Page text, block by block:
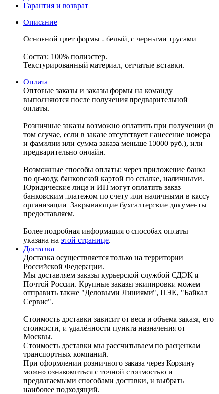
Гарантия и возврат
Описание
Основной цвет формы - белый, с черными трусами.
Состав: 100% полиэстер.
Текстурированный материал, сетчатые вставки.
Оплата
Оптовые заказы и заказы формы на команду
выполняются после получения предварительной
оплаты.
Розничные заказы возможно оплатить при получении (в
том случае, если в заказе отсутствует нанесение номера
и фамилии или сумма заказа меньше 10000 руб.), или
предварительно онлайн.
Возможные способы оплаты: через приложение банка
по qr-коду, банковской картой по ссылке, наличными.
Юридические лица и ИП могут оплатить заказ
банковским платежом по счету или наличными в кассу
организации. Закрывающие бухгалтерские документы
предоставляем.
Более подробная информация о способах оплаты
указана на этой странице.
Доставка
Доставка осуществляется только на территории
Российской Федерации.
Мы доставляем заказы курьерской службой СДЭК и
Почтой России. Крупные заказы экипировки можем
отправить также "Деловыми Линиями", ПЭК, "Байкал
Сервис".
Стоимость доставки зависит от веса и объема заказа, его
стоимости, и удалённости пункта назначения от
Москвы.
Стоимость доставки мы рассчитываем по расценкам
транспортных компаний.
При оформлении розничного заказа через Корзину
можно ознакомиться с точной стоимостью и
предлагаемыми способами доставки, и выбрать
наиболее подходящий.